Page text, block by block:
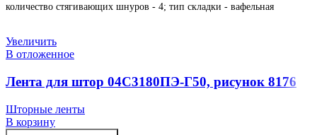
количество стягивающих шнуров - 4; тип складки - вафельная
Увеличить
В отложенное
Лента для штор 04С3180ПЭ-Г50, рисунок 8176
Шторные ленты
В корзину